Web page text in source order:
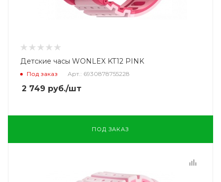
Детские часы WONLEX KT12 PINK
Под заказ Арт.: 6930878755228
2 749 руб./шт
ПОД ЗАКАЗ